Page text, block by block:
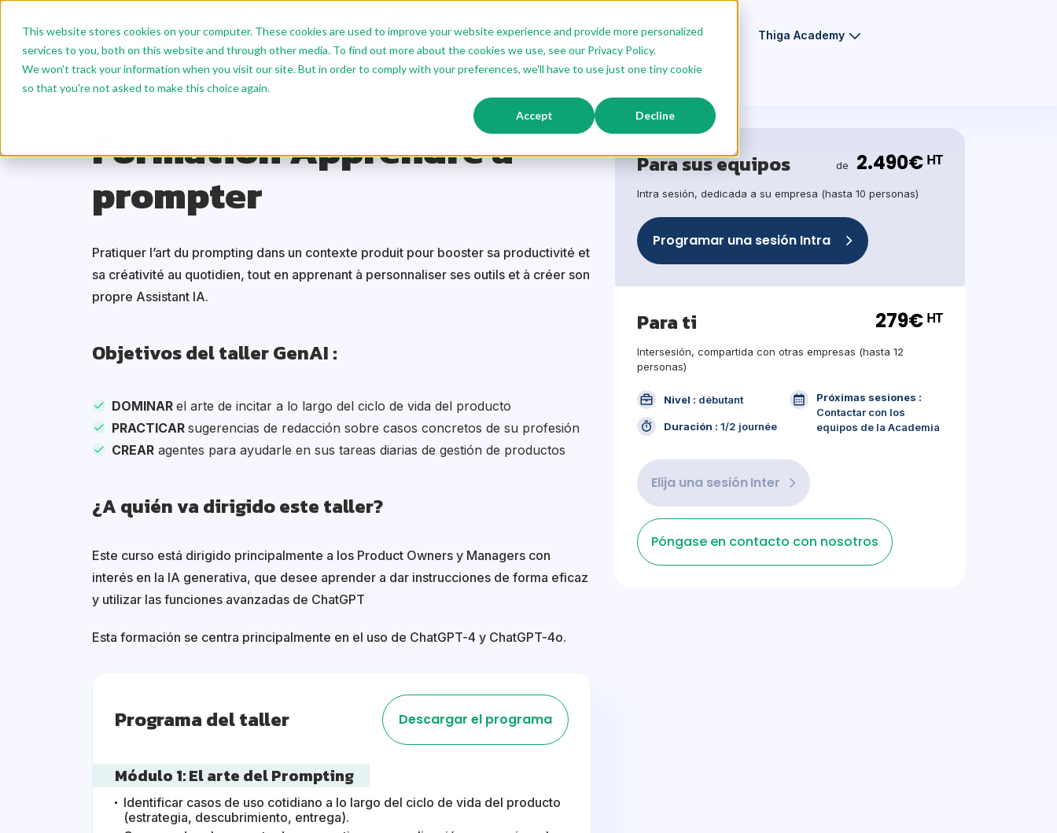
This website stores cookies on your computer. These cookies are used to improve your website experience and provide more personalized
services to you, both on this website and through other media. To find out more about the cookies we use, see our Privacy Policy.
We won't track your information when you visit our site. But in order to comply with your preferences, we'll have to use just one tiny cookie
so that you're not asked to make this choice again.
Accept Decline
Nuestra Formación A Medida Formación En IA Formación En Producto Oferta Modular Thiga Academy
Contacto ES
Formation Apprendre à prompter
Formation Apprendre à
prompter
Pratiquer l’art du prompting dans un contexte produit pour booster sa productivité et
sa créativité au quotidien, tout en apprenant à personnaliser ses outils et à créer son
propre Assistant IA.
Objetivos del taller GenAI
DOMINAR el arte de incitar a lo largo del ciclo de vida del producto
PRACTICAR sugerencias de redacción sobre casos concretos de su profesión
CREAR agentes para ayudarle en sus tareas diarias de gestión de productos
¿A quién va dirigido este taller?
Este curso está dirigido principalmente a los Product Owners y Managers con
interés en la IA generativa, que desee aprender a dar instrucciones de forma eficaz
y utilizar las funciones avanzadas de ChatGPT
Esta formación se centra principalmente en el uso de ChatGPT-4 y ChatGPT-4o.
Programa del taller Descargar el programa
Módulo 1: El arte del Prompting
Identificar casos de uso cotidiano a lo largo del ciclo de vida del producto
(estrategia, descubrimiento, entrega).
Para sus equipos de 2.490€ ᴴᵀ
Intra sesión, dedicada a su empresa (hasta 10 personas)
Programar una sesión Intra
Para ti 279€ ᴴᵀ
Intersesión, compartida con otras empresas (hasta 12
personas)
Nivel : débutant
Duración : 1/2 journée
Próximas sesiones :
Contactar con los
equipos de la Academia
Elija una sesiónInter
Póngase en contacto con nosotros